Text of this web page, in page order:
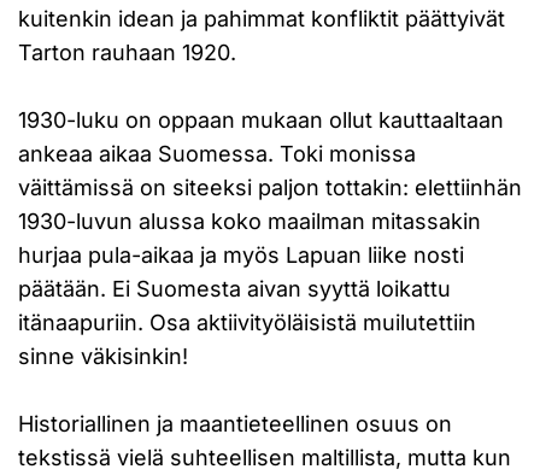
kuitenkin idean ja pahimmat konfliktit päättyivät
Tarton rauhaan 1920.
1930-luku on oppaan mukaan ollut kauttaaltaan
ankeaa aikaa Suomessa. Toki monissa
väittämissä on siteeksi paljon tottakin: elettiinhän
1930-luvun alussa koko maailman mitassakin
hurjaa pula-aikaa ja myös Lapuan liike nosti
päätään. Ei Suomesta aivan syyttä loikattu
itänaapuriin. Osa aktiivityöläisistä muilutettiin
sinne väkisinkin!
Historiallinen ja maantieteellinen osuus on
tekstissä vielä suhteellisen maltillista, mutta kun